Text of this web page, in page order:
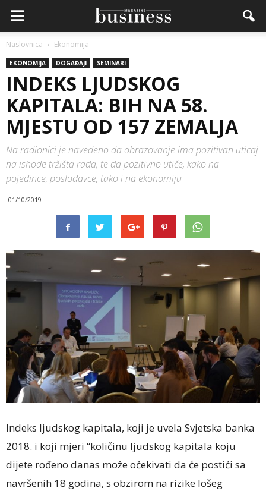
Naslovnica Ekonomija
EKONOMIJA DOGAĐAJI SEMINARI
INDEKS LJUDSKOG
KAPITALA: BIH NA 58.
MJESTU OD 157 ZEMALJA
Na radionici je navedeno da obrazovanje ima pozitivan uticaj
na ishode tržišta rada, te da pozitivno utiče, kako na
pojedince, poslodavce, tako i na ekonomiju
01/10/2019
Indeks ljudskog kapitala, koji je uvela Svjetska banka
2018. i koji mjeri “količinu ljudskog kapitala koju
dijete rođeno danas može očekivati da će postići sa
navršenih 18 godina, s obzirom na rizike lošeg